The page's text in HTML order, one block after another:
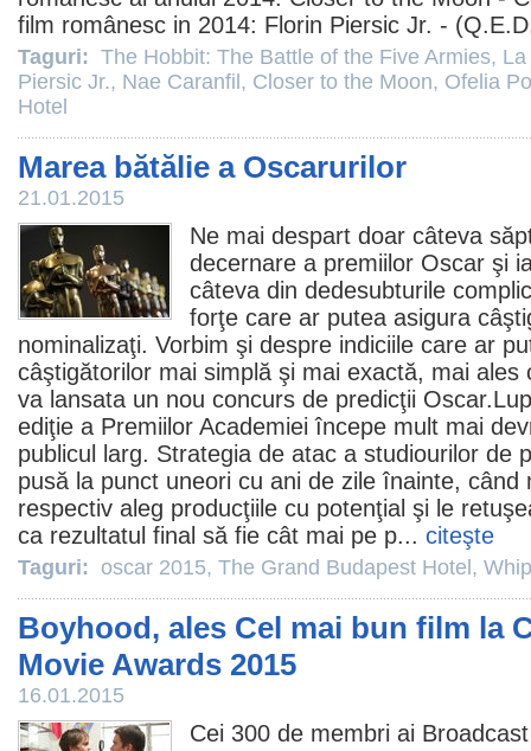
film românesc in 2014: Florin Piersic Jr. -
Taguri: The Hobbit: The Battle of the Five Armies,
Piersic Jr., Nae Caranfil , Closer to the Moon, Ofelia
Hotel
Marea bătălie a Oscarurilor
21.01.2015
Ne mai despart doar câteva
decernare a premiilor Oscar şi
câteva din dedesubturile
forţe care ar putea asigura
nominalizaţi. Vorbim şi despre indiciile care ar
câştigătorilor mai simplă şi mai exactă, mai ales
va lansata un nou concurs de predicţii
ediţie a Premiilor Academiei începe mult mai
publicul larg. Strategia de atac a studiourilor de
pusă la punct uneori cu ani de zile înainte, când
respectiv aleg producţiile cu potenţial şi le
ca rezultatul final să fie cât mai pe p... citeşte
Taguri: oscar 2015, The Grand Budapest Hotel ,
Boyhood, ales Cel mai bun film la
Movie Awards 2015
16.01.2015
Cei 300 de membri ai